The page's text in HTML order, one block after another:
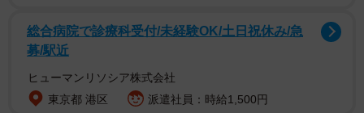
か確認します。
遺言書がある場合は、そこに記載されている内容から確認
できますが、無い場合は預金通帳やキャッシュカード、金
総合病院で診療科受付/未経験OK/土日祝休み/急
募/駅近
ヒューマンリソシア株式会社
東京都 港区
派遣社員：時給1,500円